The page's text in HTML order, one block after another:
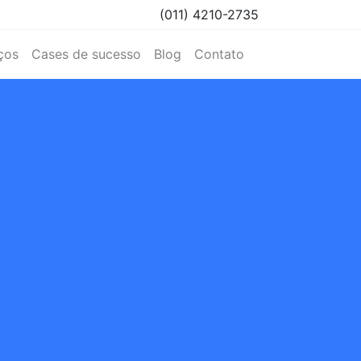
(011) 4210-2735
Cases de sucesso Blog Contato